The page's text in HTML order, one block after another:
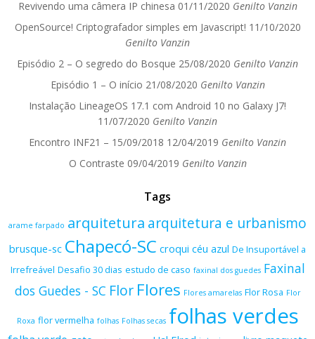
Revivendo uma câmera IP chinesa 01/11/2020 Genilto Vanzin
OpenSource! Criptografador simples em Javascript! 11/10/2020
Genilto Vanzin
Episódio 2 – O segredo do Bosque 25/08/2020 Genilto Vanzin
Episódio 1 – O início 21/08/2020 Genilto Vanzin
Instalação LineageOS 17.1 com Android 10 no Galaxy J7!
11/07/2020 Genilto Vanzin
Encontro INF21 – 15/09/2018 12/04/2019 Genilto Vanzin
O Contraste 09/04/2019 Genilto Vanzin
Tags
arame farpado arquitetura arquitetura e urbanismo
brusque-sc Chapecó-SC croqui céu azul De Insuportável a
Irrefreável Desafio 30 dias estudo de caso faxinal dos guedes Faxinal
dos Guedes - SC Flor Flores Flores amarelas Flor Rosa Flor
Roxa flor vermelha folhas Folhas secas folhas verdes